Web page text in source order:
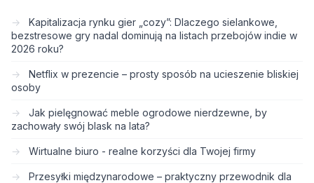
Kapitalizacja rynku gier „cozy”: Dlaczego sielankowe,
bezstresowe gry nadal dominują na listach przebojów indie w
2026 roku?
Netflix w prezencie – prosty sposób na ucieszenie bliskiej
osoby
Jak pielęgnować meble ogrodowe nierdzewne, by
zachowały swój blask na lata?
Wirtualne biuro - realne korzyści dla Twojej firmy
Przesyłki międzynarodowe – praktyczny przewodnik dla